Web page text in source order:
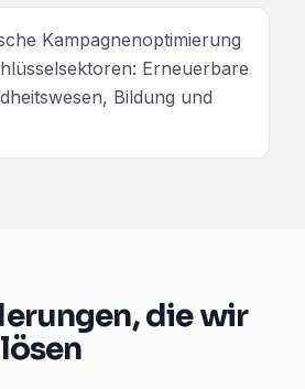
Kampagnenoptimierung
Erneuerbare
Bildung und
die wir
lösen